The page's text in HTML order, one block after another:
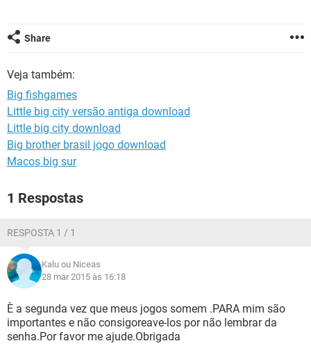
GUIA DE COMPRAS
Share
Veja também:
Big fishgames
Little big city versão antiga download
Little big city download
Big brother brasil jogo download
Macos big sur
1 Respostas
RESPOSTA 1 / 1
Kalu ou Niceas
28 mar 2015 às 16:18
È a segunda vez que meus jogos somem .PARA mim são
importantes e não consigoreave-los por não lembrar da
senha.Por favor me ajude.Obrigada